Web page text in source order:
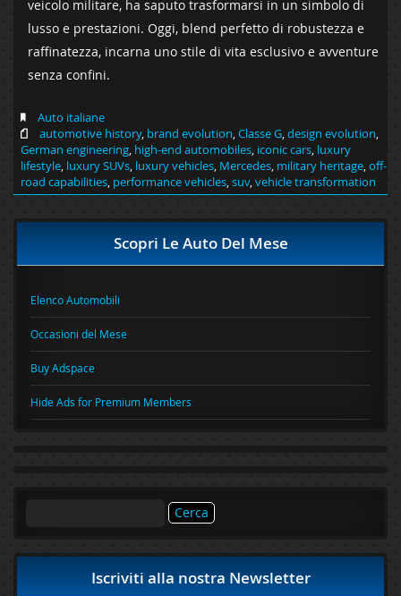
veicolo militare, ha saputo trasformarsi in un simbolo di
lusso e prestazioni. Oggi, blend perfetto di robustezza e
raffinatezza, incarna uno stile di vita esclusivo e avventure
senza confini.
Auto italiane
automotive history, brand evolution,Classe G,design evolution,
German engineering, high-end automobiles, iconic cars, luxury
lifestyle, luxury SUVs, luxury vehicles, Mercedes, military heritage,off-
road capabilities, performance vehicles,suv,vehicle transformation
Scopri Le Auto Del Mese
Elenco Automobili
Occasioni del Mese
Buy Adspace
Hide Ads for Premium Members
Iscriviti alla nostra Newsletter